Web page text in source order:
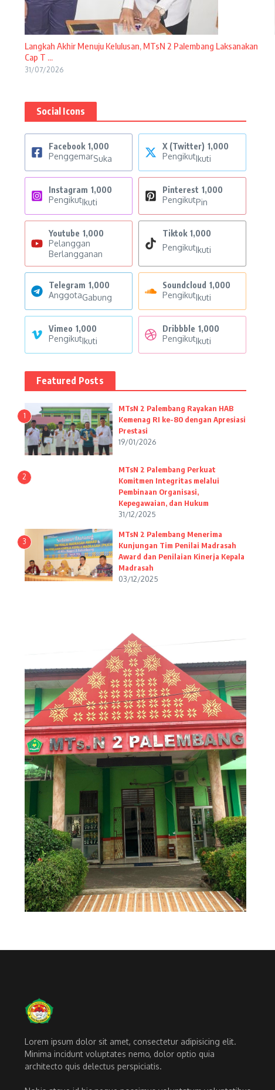
Langkah Akhir Menuju Kelulusan, MTsN 2 Palembang Laksanakan
Cap T ...
31/07/2026
Social Icons
Facebook 1,000
PenggemarSuka
X (Twitter) 1,000
PengikutIkuti
Instagram 1,000
PengikutIkuti
Pinterest 1,000
PengikutPin
Youtube 1,000
Pelanggan
Berlangganan
Tiktok 1,000
PengikutIkuti
Telegram 1,000
AnggotaGabung
Soundcloud 1,000
PengikutIkuti
Vimeo 1,000
PengikutIkuti
Dribbble 1,000
PengikutIkuti
Featured Posts
1
MTsN 2 Palembang Rayakan HAB
Kemenag RI ke-80 dengan Apresiasi
Prestasi
19/01/2026
2
MTsN 2 Palembang Perkuat
Komitmen Integritas melalui
Pembinaan Organisasi,
Kepegawaian, dan Hukum
31/12/2025
3
MTsN 2 Palembang Menerima
Kunjungan Tim Penilai Madrasah
Award dan Penilaian Kinerja Kepala
Madrasah
03/12/2025
Lorem ipsum dolor sit amet, consectetur adipisicing elit.
Minima incidunt voluptates nemo, dolor optio quia
architecto quis delectus perspiciatis.